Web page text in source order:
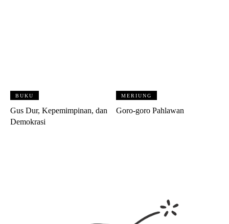
BUKU
Gus Dur, Kepemimpinan, dan
Demokrasi
MERIUNG
Goro-goro Pahlawan